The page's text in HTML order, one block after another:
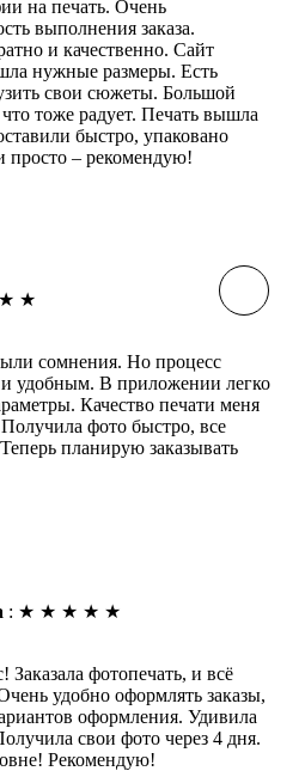
на печать. Очень
выполнения заказа.
и качественно. Сайт
нужные размеры. Есть
свои сюжеты. Большой
тоже радует. Печать вышла
быстро, упаковано
просто – рекомендую!
★ ★
сомнения. Но процесс
и удобным. В приложении легко
Качество печати меня
фото быстро, все
планирую заказывать
: ★ ★ ★ ★ ★
фотопечать, и всё
удобно оформлять заказы,
оформления. Удивила
свои фото через 4 дня.
Рекомендую!